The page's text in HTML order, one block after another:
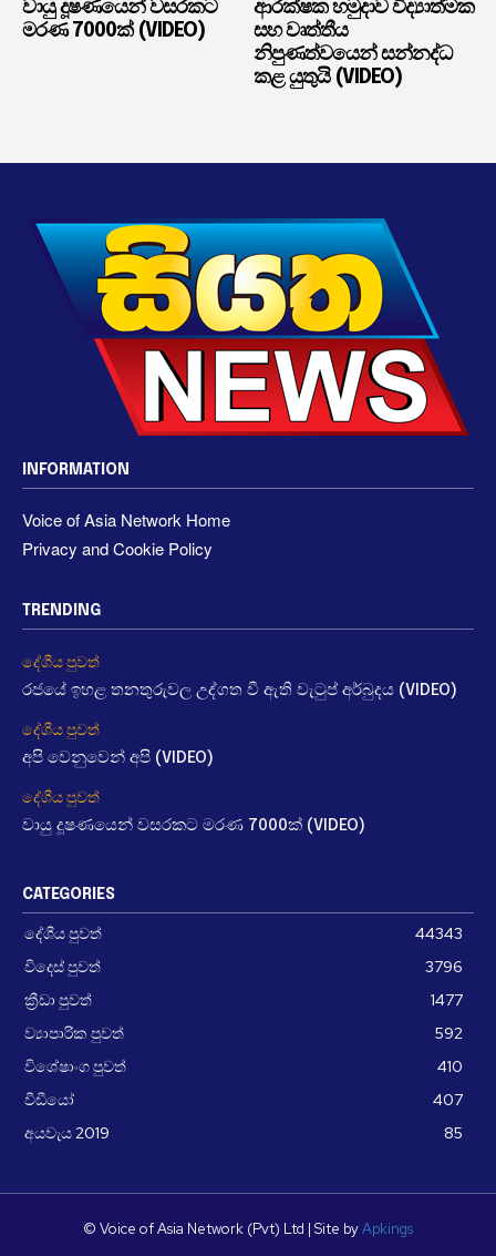
වායු දූෂණයෙන් වසරකට
මරණ 7000ක් (VIDEO)
ආරක්ෂක හමුදාව විද්‍යාත්මක
සහ වෘත්තීය
නිපුණත්වයෙන් සන්නද්ධ
කළ යුතුයි (VIDEO)
INFORMATION
Voice of Asia Network Home
Privacy and Cookie Policy
TRENDING
දේශීය පුවත්
රජයේ ඉහළ තනතුරුවල උද්ගත වී ඇති වැටුප් අර්බුදය (VIDEO)
දේශීය පුවත්
අපි වෙනුවෙන් අපි (VIDEO)
දේශීය පුවත්
වායු දූෂණයෙන් වසරකට මරණ 7000ක් (VIDEO)
CATEGORIES
දේශීය පුවත්
44343
විදෙස් පුවත්
3796
ක්‍රීඩා පුවත්
1477
ව්‍යාපාරික පුවත්
592
විශේෂාංග පුවත්
410
වීඩීයෝ
407
අයවැය 2019
85
© Voice of Asia Network (Pvt) Ltd | Site byApkings